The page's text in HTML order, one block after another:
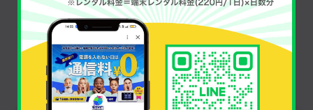
Data traffic
データ通信量
1GBプランでサクっと使う!
1GBの通信目安はこちら